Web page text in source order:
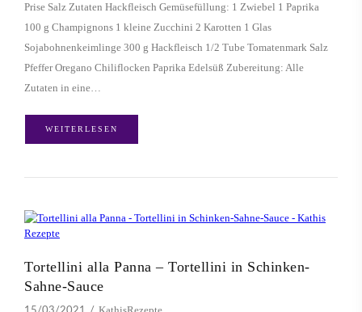
Prise Salz Zutaten Hackfleisch Gemüsefüllung: 1 Zwiebel 1 Paprika
100 g Champignons 1 kleine Zucchini 2 Karotten 1 Glas
Sojabohnenkeimlinge 300 g Hackfleisch 1/2 Tube Tomatenmark Salz
Pfeffer Oregano Chiliflocken Paprika Edelsüß Zubereitung: Alle
Zutaten in eine…
WEITERLESEN
Tortellini alla Panna – Tortellini in Schinken-
Sahne-Sauce